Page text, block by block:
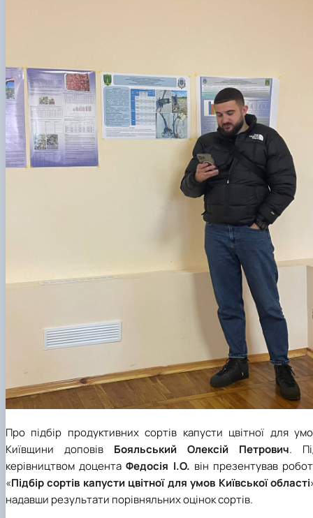
Про підбір продуктивних сортів капусти цвітної для
Київщини доповів Бояльський Олексій Петрович.
керівництвом доцентаФедосія І.О. він презентував
«Підбір сортів капусти цвітної для умов Київської області
надавши результати порівняльних оцінок сортів.